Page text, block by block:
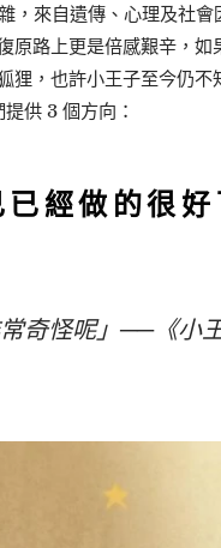
，來自遺傳、心理及社
原路上更是倍感艱辛，
狸，也許小王子至今仍
供 3 個方向：
經做的很
常奇怪呢」──《小